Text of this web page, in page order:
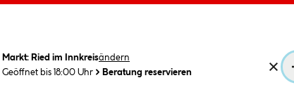
Markt: Ried im Innkreisändern
Geöffnet bis 18:00 Uhr
Beratung reservieren